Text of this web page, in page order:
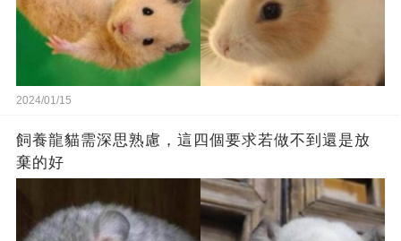
2024/01/15
飼養龍貓需深思熟慮，這四個要求若做不到還是放
棄的好